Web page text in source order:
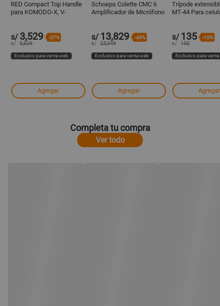
RED Compact Top Handle
para KOMODO-X, V-
Incrust
s/ 3,529 -37%
s/ 5,609
Exclusivo para venta web
Agregar
Schoeps Colette CMC 6
Amplificador de Micrófono
Omnidireccional
s/ 13,829 -40%
s/ 23,049
Exclusivo para venta web
Agregar
Trípode
MT-44 Para
s/ 135 -10%
s/ 150
Exclusivo para
Agregar
Completa tu compra
Ver todo